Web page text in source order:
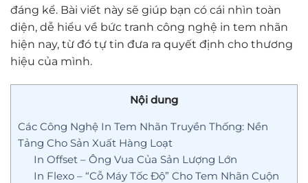
đáng kể. Bài viết này sẽ giúp bạn có cái nhìn toàn
diện, dễ hiểu về bức tranh công nghệ in tem nhãn
hiện nay, từ đó tự tin đưa ra quyết định cho thương
hiệu của mình.
Nội dung
Các Công Nghệ In Tem Nhãn Truyền Thống: Nền
Tảng Cho Sản Xuất Hàng Loạt
In Offset – Ông Vua Của Sản Lượng Lớn
In Flexo – “Cỗ Máy Tốc Độ” Cho Tem Nhãn Cuộn